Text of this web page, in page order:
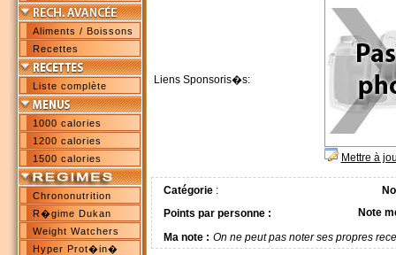
Aliments / Boissons
Recettes
Liste complète
1000 calories
1200 calories
1500 calories
Chrononutrition
R�gime Dukan
Weight Watchers
Hyper Prot�in�
Liens Sponsoris�s:
Mettre à
Catégorie:
Points par personne :
Note
Ma note : On ne peut pas noter ses propres